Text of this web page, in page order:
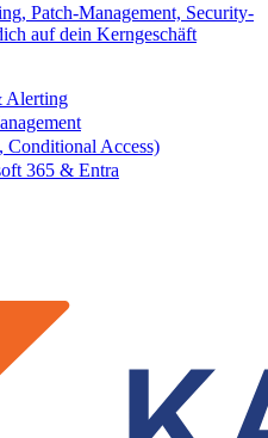
Patch-Management, Security-
auf dein Kerngeschäft
Alerting
Conditional Access)
365 & Entra